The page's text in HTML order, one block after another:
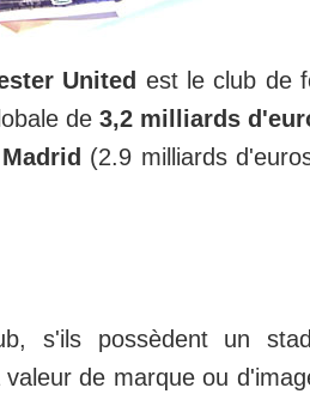
United est le club de
de 3,2 milliards
(2.9 milliards
s'ils possèdent un
de marque ou